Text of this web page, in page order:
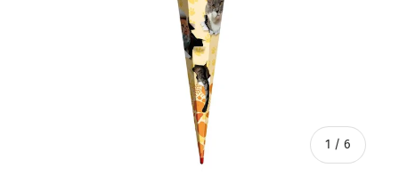
1 / von
6